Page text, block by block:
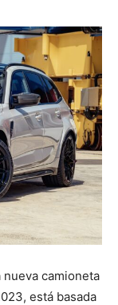
camioneta
está basada